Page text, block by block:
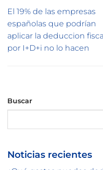
El 19% de las empresas
españolas que podrían
aplicar la deduccion fiscal
por I+D+i no lo hacen
Buscar
Noticias recientes